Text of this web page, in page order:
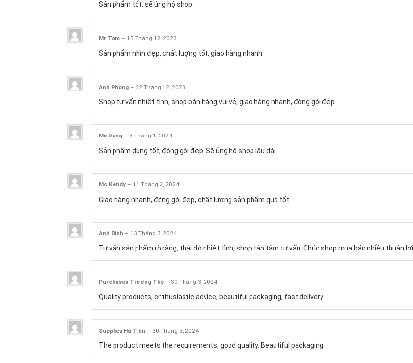
Sản phẩm tốt, sẽ ủng hộ shop.
Mr Tom – 15 Tháng 12, 2023
Sản phẩm nhìn đẹp, chất lượng tốt, giao hàng nhanh.
Anh Phong – 22 Tháng 12, 2023
Shop tư vấn nhiệt tình, shop bán hàng vui vẻ, giao hàng nhanh, đóng gói đẹp.
Ms Dung – 3 Tháng 1, 2024
Sản phẩm dùng tốt, đóng gói đẹp. Sẽ ủng hộ shop lâu dài.
Mc Kendy – 11 Tháng 3, 2024
Giao hàng nhanh, đóng gói đẹp, chất lượng sản phẩm quá tốt.
Anh Bình – 13 Tháng 3, 2024
Tư vấn sản phẩm rõ ràng, thái độ nhiệt tình, shop tận tâm tư vấn. Chúc shop mua bán nhiều thuận lợi.
Purchases Trường Thọ – 30 Tháng 3, 2024
Quality products, enthusiastic advice, beautiful packaging, fast delivery.
Supplies Hà Tiên – 30 Tháng 3, 2024
The product meets the requirements, good quality. Beautiful packaging.